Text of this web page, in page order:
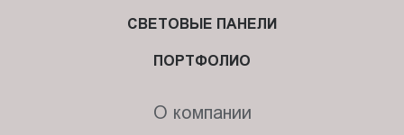
СВЕТОВЫЕ ПАНЕЛИ
ПОРТФОЛИО
О компании